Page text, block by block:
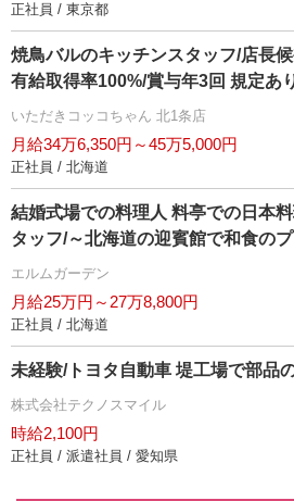
正社員 / 東京都
焼鳥バルのキッチンスタッフ/店長
有給取得率100%/賞与年3回 規定あ
いただきコッコちゃん 北1条店
月給34万6,350円～45万5,000円
正社員 / 北海道
結婚式場での料理人 料亭での日本
タッフ/～北海道の迎賓館で和食の
エルムガーデン
月給25万円～27万8,800円
正社員 / 北海道
未経験/トヨタ自動車 堤工場で部品
株式会社テクノスマイル
時給2,100円
正社員 / 派遣社員 / 愛知県